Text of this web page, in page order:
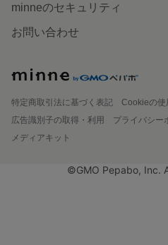
minneのセキュリティ
お問い合わせ
特定商取引法に基づく表記
Cookieの使
広告識別子の取得・利用
プライバシー
メディアキット
©GMO Pepabo, Inc.